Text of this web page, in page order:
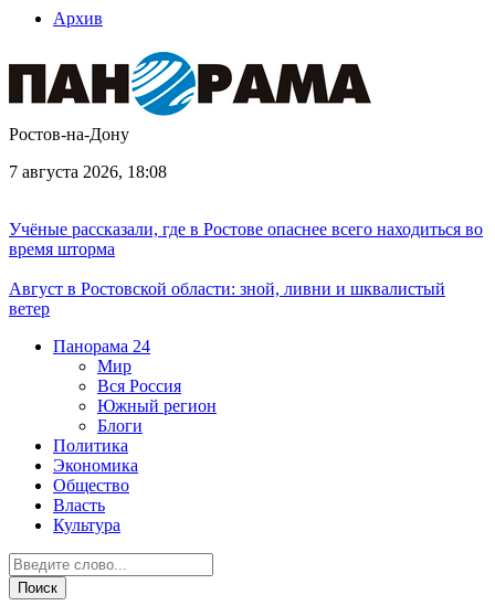
Архив
Ростов-на-Дону
7 августа 2026, 18:08
Учёные рассказали, где в Ростове опаснее всего находиться во
время шторма
Август в Ростовской области: зной, ливни и шквалистый
ветер
Панорама 24
Мир
Вся Россия
Южный регион
Блоги
Политика
Экономика
Общество
Власть
Культура